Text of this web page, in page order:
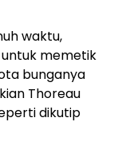
waktu,
memetik
bunganya
Thoreau
dikutip